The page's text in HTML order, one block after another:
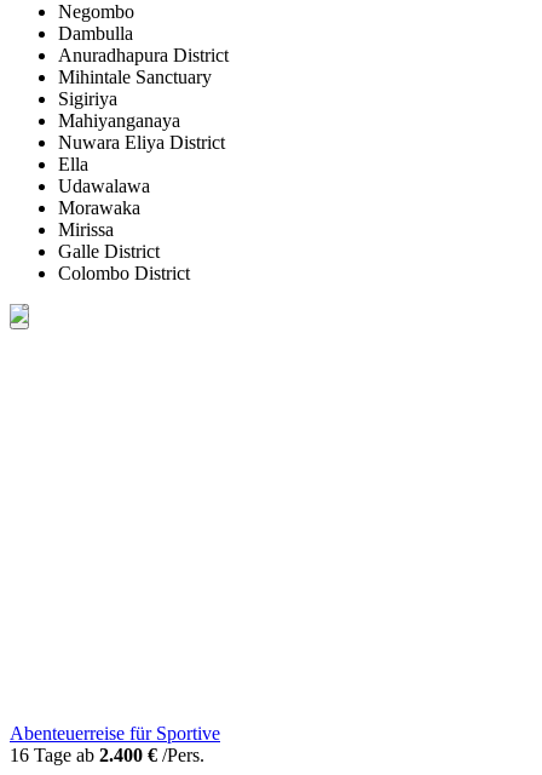
Negombo
Dambulla
Anuradhapura District
Mihintale Sanctuary
Sigiriya
Mahiyanganaya
Nuwara Eliya District
Ella
Udawalawa
Morawaka
Mirissa
Galle District
Colombo District
Abenteuerreise für Sportive
16 Tage ab 2.400 € /Pers.